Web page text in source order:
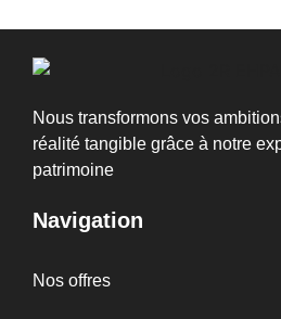
Nous transformons vos
réalité tangible grâce à notre
patrimoine
Navigation
Nos offres